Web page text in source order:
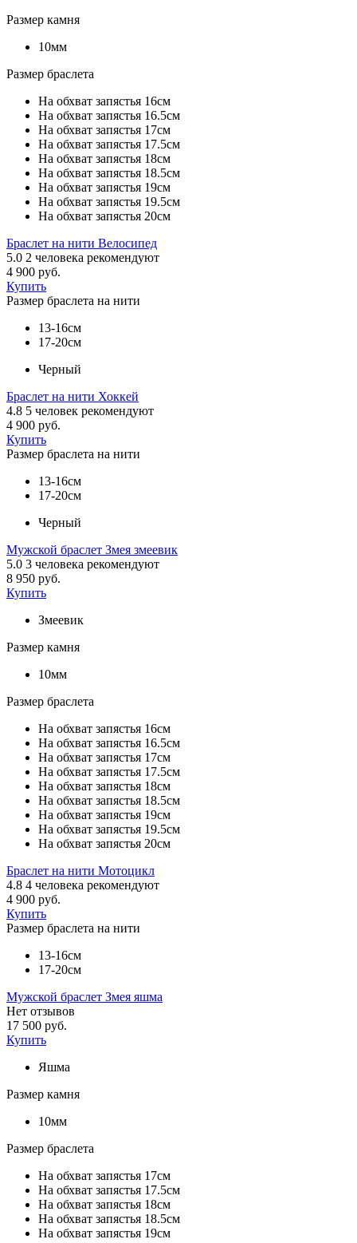
Размер камня
10мм
Размер браслета
На обхват запястья 16см
На обхват запястья 16.5см
На обхват запястья 17см
На обхват запястья 17.5см
На обхват запястья 18см
На обхват запястья 18.5см
На обхват запястья 19см
На обхват запястья 19.5см
На обхват запястья 20см
Браслет на нити Велосипед
5.0 2 человека рекомендуют
4 900 руб.
Купить
Размер браслета на нити
13-16см
17-20см
Черный
Браслет на нити Хоккей
4.8 5 человек рекомендуют
4 900 руб.
Купить
Размер браслета на нити
13-16см
17-20см
Черный
Мужской браслет Змея змеевик
5.0 3 человека рекомендуют
8 950 руб.
Купить
Змеевик
Размер камня
10мм
Размер браслета
На обхват запястья 16см
На обхват запястья 16.5см
На обхват запястья 17см
На обхват запястья 17.5см
На обхват запястья 18см
На обхват запястья 18.5см
На обхват запястья 19см
На обхват запястья 19.5см
На обхват запястья 20см
Браслет на нити Мотоцикл
4.8 4 человека рекомендуют
4 900 руб.
Купить
Размер браслета на нити
13-16см
17-20см
Мужской браслет Змея яшма
Нет отзывов
17 500 руб.
Купить
Яшма
Размер камня
10мм
Размер браслета
На обхват запястья 17см
На обхват запястья 17.5см
На обхват запястья 18см
На обхват запястья 18.5см
На обхват запястья 19см